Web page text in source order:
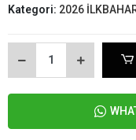
Kategori: 2026